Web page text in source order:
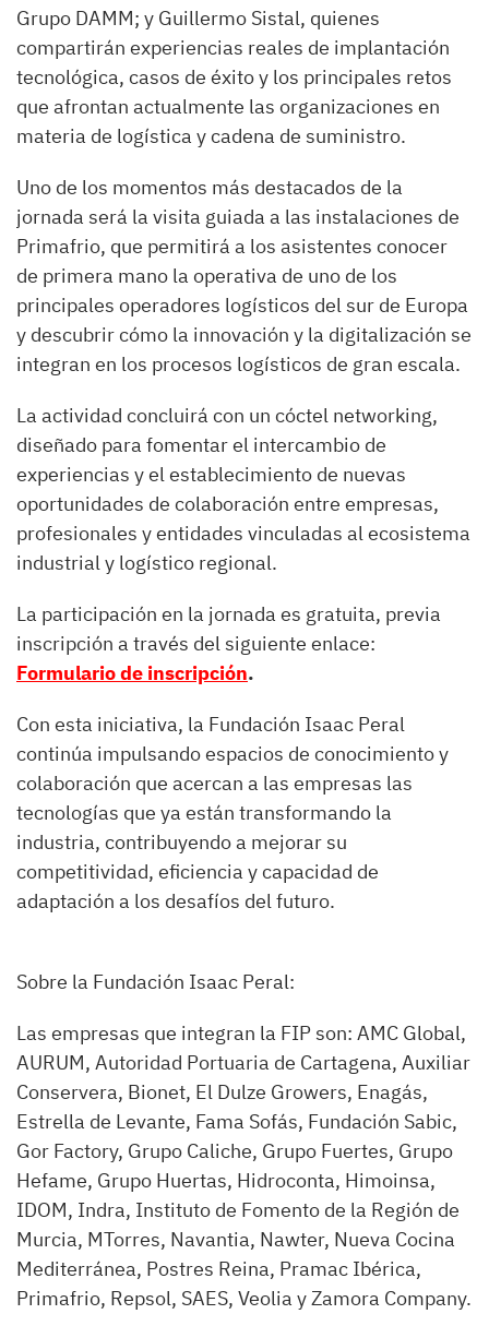
Grupo DAMM; y Guillermo Sistal, quienes
compartirán experiencias reales de implantación
tecnológica, casos de éxito y los principales retos
que afrontan actualmente las organizaciones en
materia de logística y cadena de suministro.
Uno de los momentos más destacados de la
jornada será la visita guiada a las instalaciones de
Primafrio, que permitirá a los asistentes conocer
de primera mano la operativa de uno de los
principales operadores logísticos del sur de Europa
y descubrir cómo la innovación y la digitalización se
integran en los procesos logísticos de gran escala.
La actividad concluirá con un cóctel networking,
diseñado para fomentar el intercambio de
experiencias y el establecimiento de nuevas
oportunidades de colaboración entre empresas,
profesionales y entidades vinculadas al ecosistema
industrial y logístico regional.
La participación en la jornada es gratuita, previa
inscripción a través del siguiente enlace:
Formulario de inscripción.
Con esta iniciativa, la Fundación Isaac Peral
continúa impulsando espacios de conocimiento y
colaboración que acercan a las empresas las
tecnologías que ya están transformando la
industria, contribuyendo a mejorar su
competitividad, eficiencia y capacidad de
adaptación a los desafíos del futuro.
Sobre la Fundación Isaac Peral:
Las empresas que integran la FIP son: AMC Global,
AURUM, Autoridad Portuaria de Cartagena, Auxiliar
Conservera, Bionet, El Dulze Growers, Enagás,
Estrella de Levante, Fama Sofás, Fundación Sabic,
Gor Factory, Grupo Caliche, Grupo Fuertes, Grupo
Hefame, Grupo Huertas, Hidroconta, Himoinsa,
IDOM, Indra, Instituto de Fomento de la Región de
Murcia, MTorres, Navantia, Nawter, Nueva Cocina
Mediterránea, Postres Reina, Pramac Ibérica,
Primafrio, Repsol, SAES, Veolia y Zamora Company.